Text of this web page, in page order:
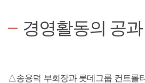
경영활동의 공과
△송용덕 부회장과 롯데그룹 컨트롤타